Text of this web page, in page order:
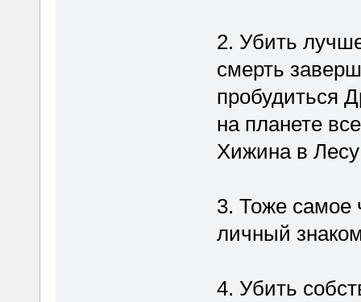
2. Убить
смерть
пробудиться
на планете
Хижина в
3. Тоже самое
личный
4. Убить